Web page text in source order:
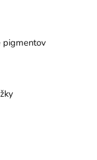
pigmentov